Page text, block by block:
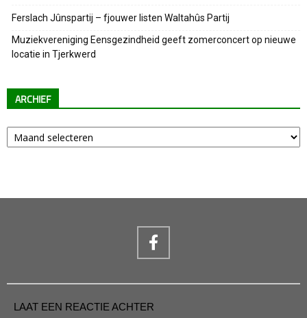
Ferslach Jûnspartij – fjouwer listen Waltahûs Partij
Muziekvereniging Eensgezindheid geeft zomerconcert op nieuwe
locatie in Tjerkwerd
ARCHIEF
Archief
LAAT EEN REACTIE ACHTER